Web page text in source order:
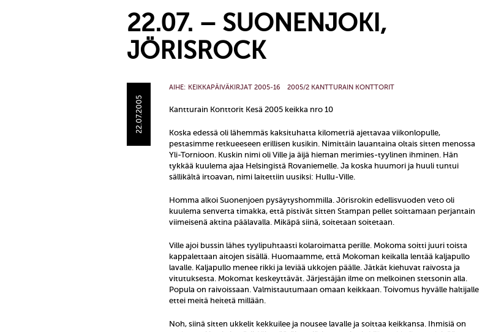
22.07. – SUONENJOKI,
JÖRISROCK
22.07.2005
AIHE: KEIKKAPÄIVÄKIRJAT 2005-16 2005/2 KANTTURAIN KONTTORIT
Kantturain Konttorit Kesä 2005 keikka nro 10
Koska edessä oli lähemmäs kaksituhatta kilometriä ajettavaa viikonlopulle,
pestasimme retkueeseen erillisen kusikin. Nimittäin lauantaina oltais sitten menossa
Yli-Tornioon. Kuskin nimi oli Ville ja äijä hieman merimies-tyylinen ihminen. Hän
tykkää kuulema ajaa Helsingistä Rovaniemelle. Ja koska huumori ja huuli tuntui
sällikältä irtoavan, nimi laitettiin uusiksi: Hullu-Ville.
Homma alkoi Suonenjoen pysäytyshommilla. Jörisrokin edellisvuoden veto oli
kuulema senverta timakka, että pistivät sitten Stampan pellet soittamaan perjantain
viimeisenä aktina päälavalla. Mikäpä siinä, soitetaan soitetaan.
Ville ajoi bussin lähes tyylipuhtaasti kolaroimatta perille. Mokoma soitti juuri toista
kappalettaan aitojen sisällä. Huomaamme, että Mokoman keikalla lentää kaljapullo
lavalle. Kaljapullo menee rikki ja leviää ukkojen päälle. Jätkät kiehuvat raivosta ja
vitutuksesta. Mokomat keskeyttävät. Järjestäjän ilme on melkoinen stetsonin alla.
Popula on raivoissaan. Valmistautumaan omaan keikkaan. Toivomus hyvälle haltijalle
ettei meitä heitetä millään.
Noh, siinä sitten ukkelit kekkuilee ja nousee lavalle ja soittaa keikkansa. Ihmisiä on